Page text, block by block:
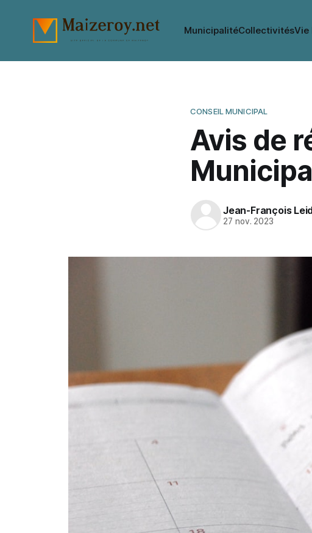
MunicipalitéCollectivitésVie
CONSEIL MUNICIPAL
Avis de
Jean-François
27 nov. 2023